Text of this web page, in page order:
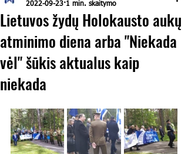
Lietuvos žydų Holokausto aukų
atminimo diena arba "Niekada
vėl" šūkis aktualus kaip
niekada
2022-09-23 1 min. skaitymo